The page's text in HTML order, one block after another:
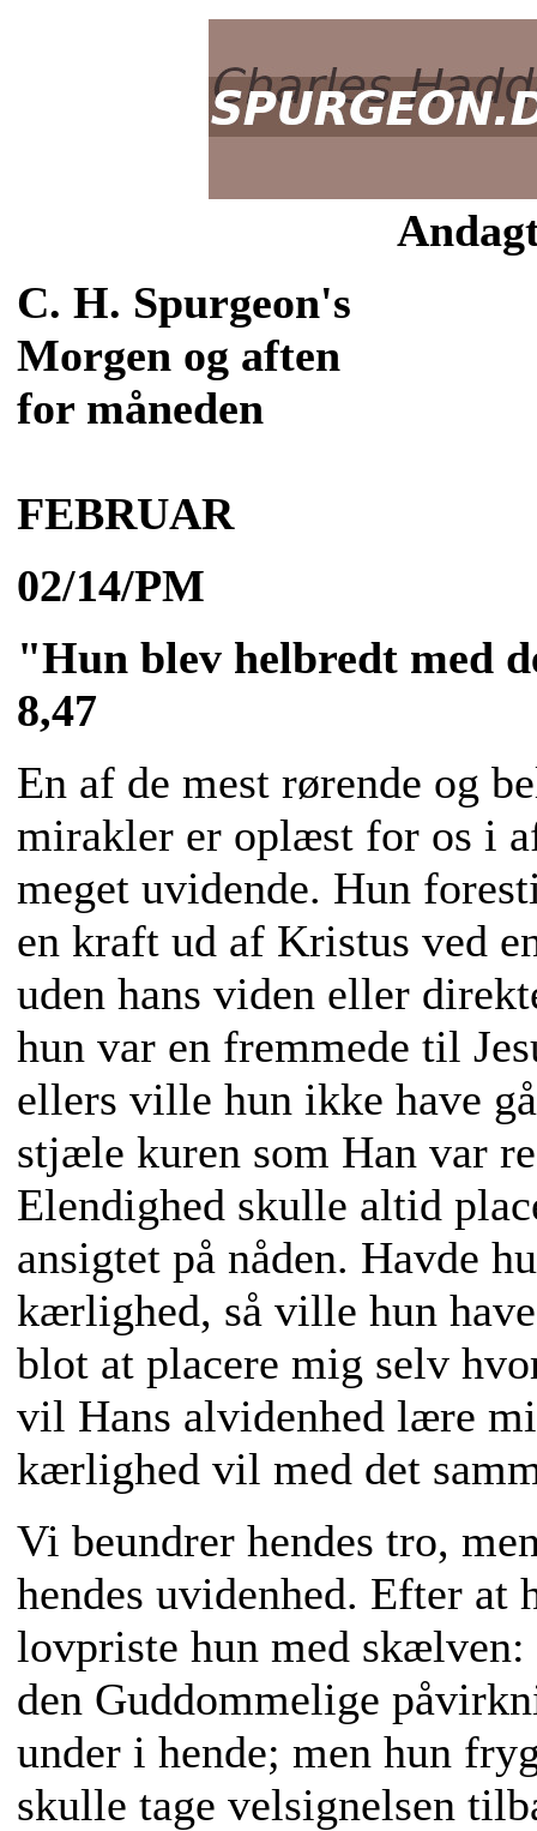
C. H. Spurgeon's
Morgen og aften
for måneden
FEBRUAR
02/14/PM
"Hun blev helbredt med
8,47
En af de mest rørende og
mirakler er oplæst for os i
meget uvidende. Hun
en kraft ud af Kristus ved
uden hans viden eller
hun var en fremmede til
ellers ville hun ikke have
stjæle kuren som Han var
Elendighed skulle altid
ansigtet på nåden. Havde
kærlighed, så ville hun
blot at placere mig selv
vil Hans alvidenhed lære
kærlighed vil med det
Vi beundrer hendes tro,
hendes uvidenhed. Efter at
lovpriste hun med
den Guddommelige
under i hende; men hun
skulle tage velsignelsen